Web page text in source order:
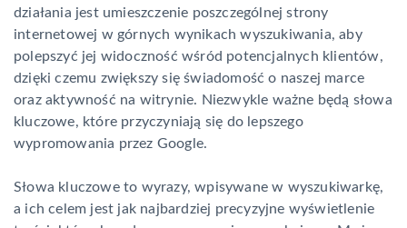
działania jest umieszczenie poszczególnej strony
internetowej w górnych wynikach wyszukiwania, aby
polepszyć jej widoczność wśród potencjalnych klientów,
dzięki czemu zwiększy się świadomość o naszej marce
oraz aktywność na witrynie. Niezwykle ważne będą słowa
kluczowe, które przyczyniają się do lepszego
wypromowania przez Google.
Słowa kluczowe to wyrazy, wpisywane w wyszukiwarkę,
a ich celem jest jak najbardziej precyzyjne wyświetlenie